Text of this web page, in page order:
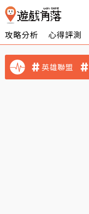
攻略分析 心得評測
英雄聯盟